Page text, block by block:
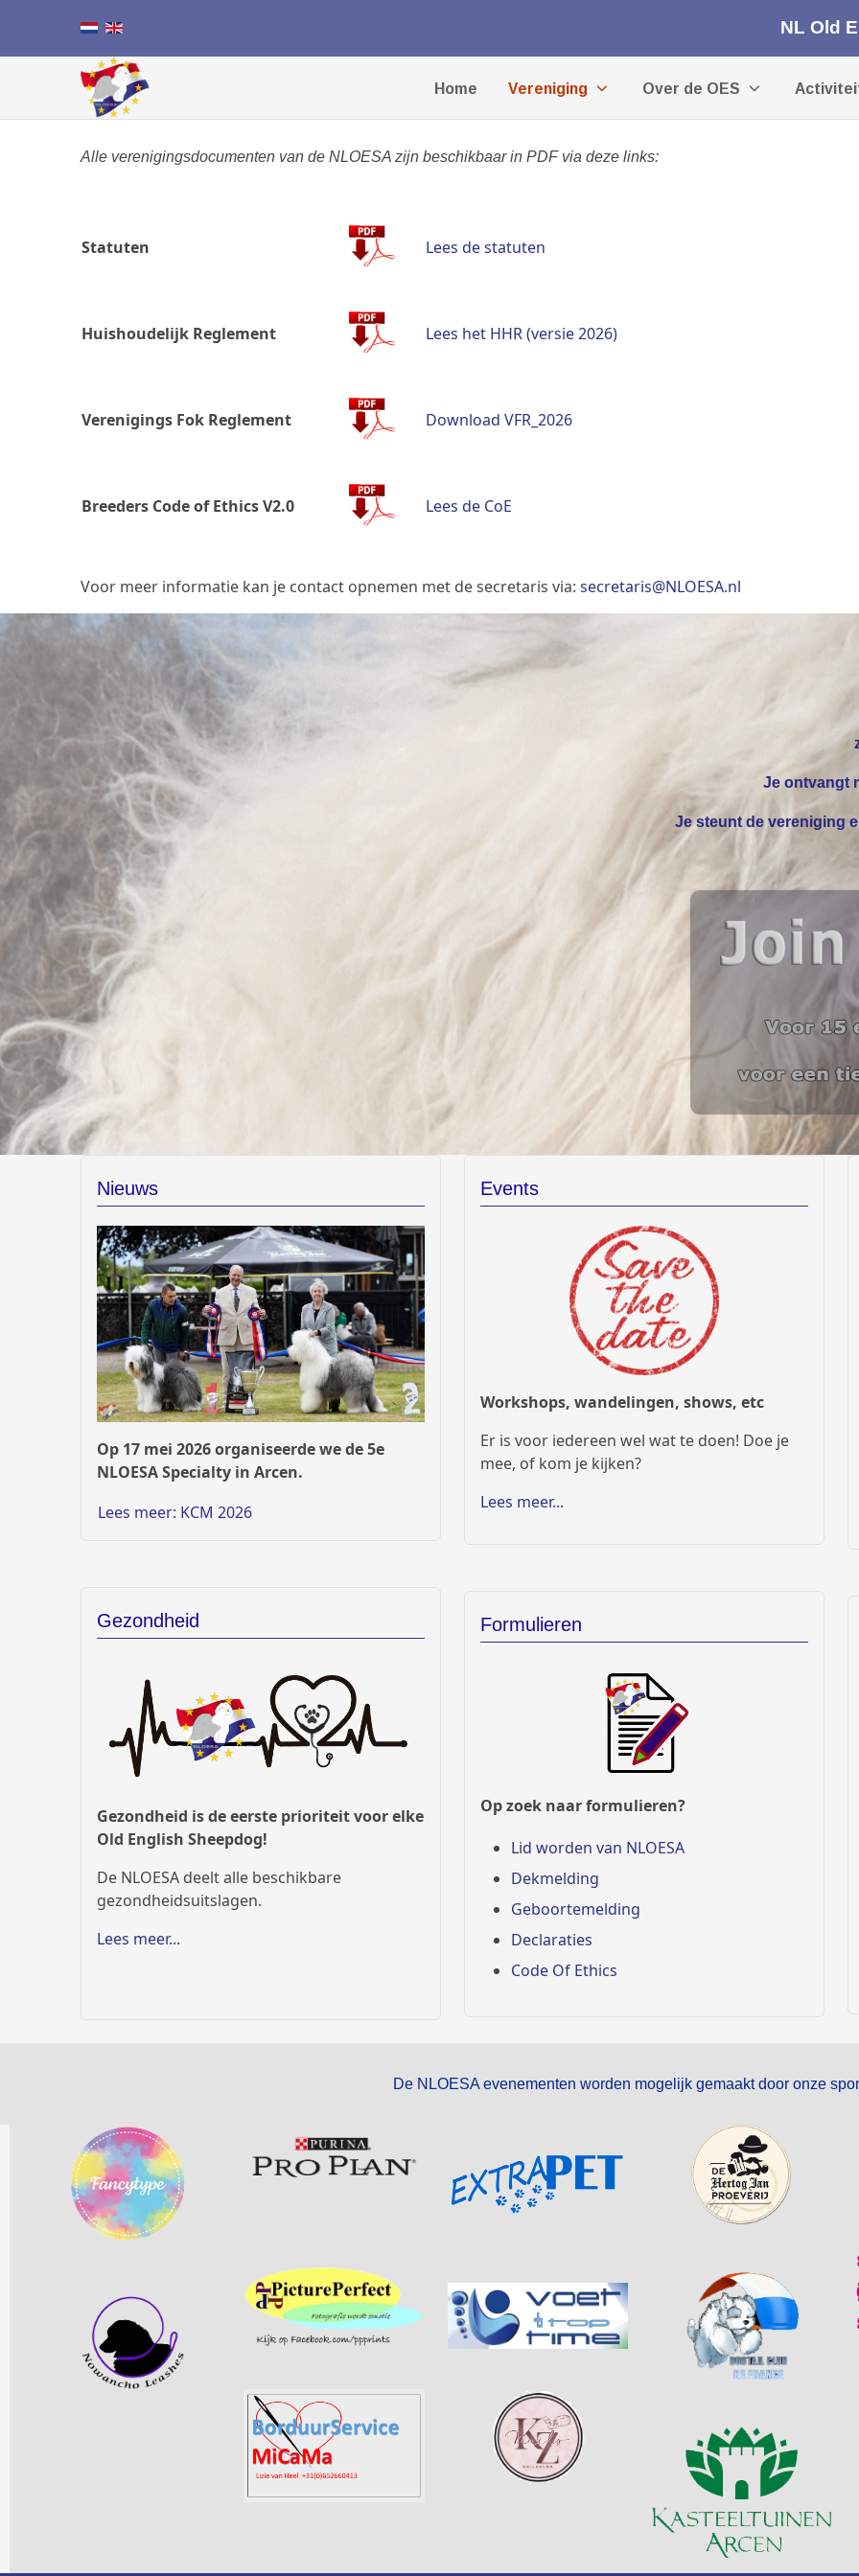
NL Old
Home Vereniging Over de OES
Alle verenigingsdocumenten van de NLOESA zijn beschikbaar in PDF via deze links:
Statuten Lees de statuten
Huishoudelijk Reglement Lees het HHR (versie 2026)
Verenigings Fok Reglement Download VFR_2026
Breeders Code of Ethics V2.0 Lees de CoE
Voor meer informatie kan je contact opnemen met de secretaris via: secretaris@NLOESA.nl
Je ontvangt
Je steunt de vereniging
Nieuws
Op 17 mei 2026 organiseerde we de 5e
NLOESA Specialty in Arcen.
Lees meer: KCM 2026
Gezondheid
Gezondheid is de eerste prioriteit voor elke
Old English Sheepdog!
De NLOESA deelt alle beschikbare
gezondheidsuitslagen.
Lees meer...
Events
Workshops, wandelingen, shows, etc
Er is voor iedereen wel wat te doen! Doe je
mee, of kom je kijken?
Lees meer...
Formulieren
Op zoek naar formulieren?
Lid worden van NLOESA
Dekmelding
Geboortemelding
Declaraties
Code Of Ethics
De NLOESA evenementen worden mogelijk gemaakt door onze